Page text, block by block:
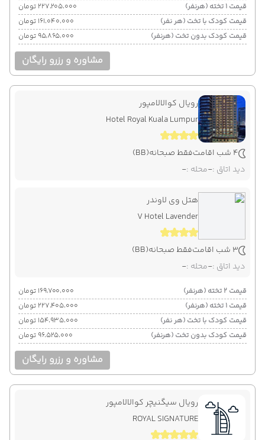
قیمت 1 تخته (هرنفر)
۲۲۷٬۲۰۵٬۰۰۰ تومان
قیمت کودک با تخت (هر نفر)
۱۶۱٬۰۴۰٬۰۰۰ تومان
قیمت کودک بدون تخت (هرنفر)
۹۵٬۸۶۵٬۰۰۰ تومان
مشاوره و رزرو رایگان
رویال کوالالامپور
Hotel Royal Kuala Lumpur
4 شب اقامت فقط صبحانه(BB)
دید اتاق :-محله :-
هتل وی لاوندر
V Hotel Lavender
3 شب اقامت فقط صبحانه(BB)
دید اتاق :-محله :-
قیمت 2 تخته (هرنفر)
۱۶۹٬۷۰۰٬۰۰۰ تومان
قیمت 1 تخته (هرنفر)
۲۲۷٬۴۰۵٬۰۰۰ تومان
قیمت کودک با تخت (هر نفر)
۱۵۴٬۹۳۵٬۰۰۰ تومان
قیمت کودک بدون تخت (هرنفر)
۹۶٬۵۲۵٬۰۰۰ تومان
مشاوره و رزرو رایگان
رویال سیگنیچر کوالالامپور
ROYAL SIGNATURE